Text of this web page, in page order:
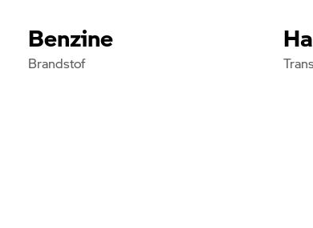
Benzine
Brandstof